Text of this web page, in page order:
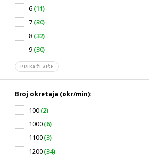
6 (11)
7 (30)
8 (32)
9 (30)
PRIKAŽI VIŠE
Broj okretaja (okr/min):
100 (2)
1000 (6)
1100 (3)
1200 (34)